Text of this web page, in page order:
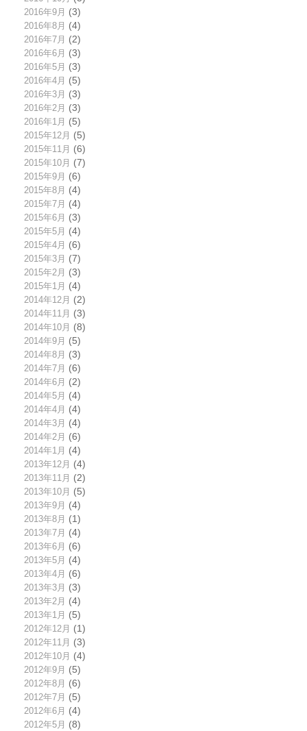
2016年9月 (3)
2016年8月 (4)
2016年7月 (2)
2016年6月 (3)
2016年5月 (3)
2016年4月 (5)
2016年3月 (3)
2016年2月 (3)
2016年1月 (5)
2015年12月 (5)
2015年11月 (6)
2015年10月 (7)
2015年9月 (6)
2015年8月 (4)
2015年7月 (4)
2015年6月 (3)
2015年5月 (4)
2015年4月 (6)
2015年3月 (7)
2015年2月 (3)
2015年1月 (4)
2014年12月 (2)
2014年11月 (3)
2014年10月 (8)
2014年9月 (5)
2014年8月 (3)
2014年7月 (6)
2014年6月 (2)
2014年5月 (4)
2014年4月 (4)
2014年3月 (4)
2014年2月 (6)
2014年1月 (4)
2013年12月 (4)
2013年11月 (2)
2013年10月 (5)
2013年9月 (4)
2013年8月 (1)
2013年7月 (4)
2013年6月 (6)
2013年5月 (4)
2013年4月 (6)
2013年3月 (3)
2013年2月 (4)
2013年1月 (5)
2012年12月 (1)
2012年11月 (3)
2012年10月 (4)
2012年9月 (5)
2012年8月 (6)
2012年7月 (5)
2012年6月 (4)
2012年5月 (8)